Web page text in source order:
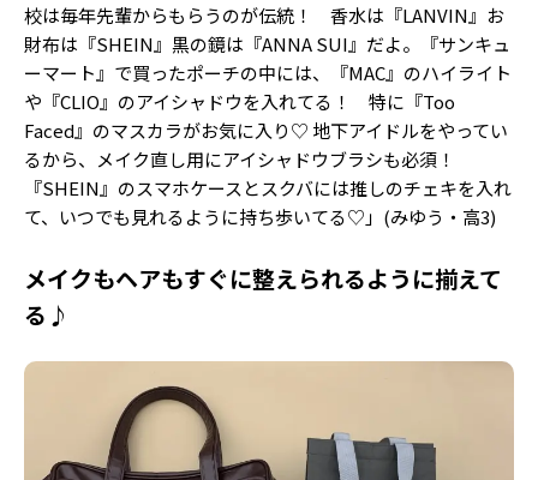
校は毎年先輩からもらうのが伝統！ 香水は『LANVIN』お
財布は『SHEIN』黒の鏡は『ANNA SUI』だよ。『サンキュ
ーマート』で買ったポーチの中には、『MAC』のハイライト
や『CLIO』のアイシャドウを入れてる！ 特に『Too
Faced』のマスカラがお気に入り♡ 地下アイドルをやってい
るから、メイク直し用にアイシャドウブラシも必須！
『SHEIN』のスマホケースとスクバには推しのチェキを入れ
て、いつでも見れるように持ち歩いてる♡」(みゆう・高3)
メイクもヘアもすぐに整えられるように揃えて
る♪